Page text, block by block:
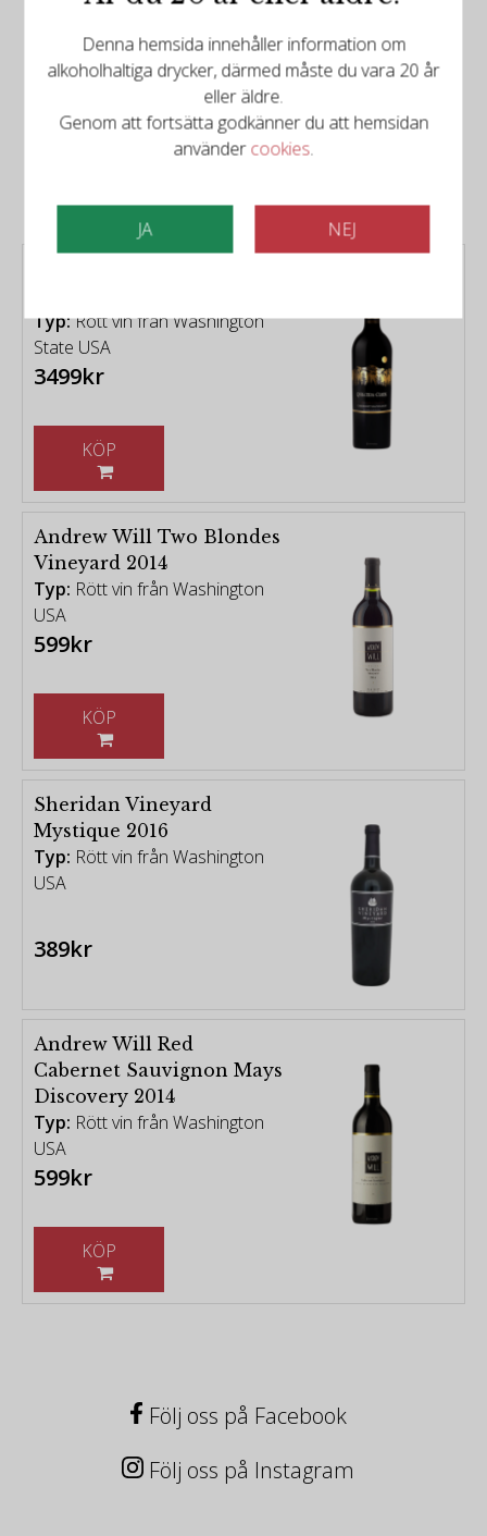
Det finns mer att upptäcka
Relaterade produkter
Typ:Rött vin från Washington
State USA
3499kr
Andrew Will Two Blondes
Vineyard 2014
Typ: Rött vin från Washington
USA
599kr
Sheridan Vineyard
Mystique 2016
Typ: Rött vin från Washington
USA
389kr
Andrew Will Red
Cabernet Sauvignon Mays
Discovery 2014
Typ: Rött vin från Washington
USA
599kr
Följ oss på Facebook
Följ oss på Instagram
Denna hemsida innehåller information om
alkoholhaltiga drycker, därmed måste du vara 20 år
eller äldre.
Genom att fortsätta godkänner du att hemsidan
användercookies.
JA NEJ